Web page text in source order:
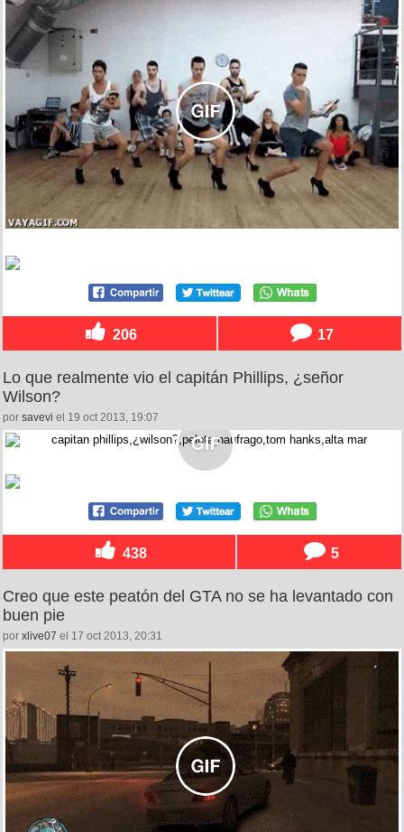
206 17
Lo que realmente vio el capitán Phillips, ¿señor
Wilson?
por savevi el 19 oct 2013, 19:07
438 5
Creo que este peatón del GTA no se ha levantado con
buen pie
por xlive07 el 17 oct 2013, 20:31